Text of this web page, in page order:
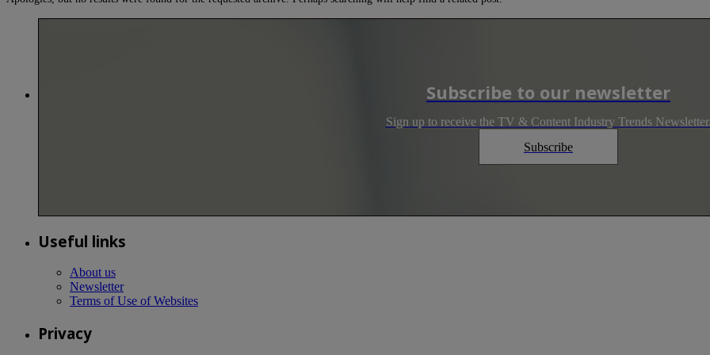
Subscribe to our newsletter
Sign up to receive the TV & Content Industry Trends
Subscribe
Useful links
About us
Newsletter
Terms of Use of Websites
Privacy